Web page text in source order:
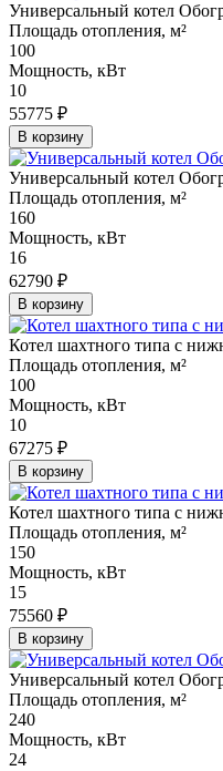
Универсальный котел
Площадь отопления, м²
100
Мощность, кВт
10
55775 ₽
В корзину
Универсальный котел
Площадь отопления, м²
160
Мощность, кВт
16
62790 ₽
В корзину
Котел шахтного типа с
Площадь отопления, м²
100
Мощность, кВт
10
67275 ₽
В корзину
Котел шахтного типа с
Площадь отопления, м²
150
Мощность, кВт
15
75560 ₽
В корзину
Универсальный котел
Площадь отопления, м²
240
Мощность, кВт
24